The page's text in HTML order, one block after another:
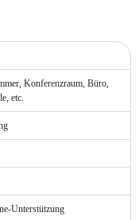
Konferenzraum, Büro,
etc.
Unterstützung